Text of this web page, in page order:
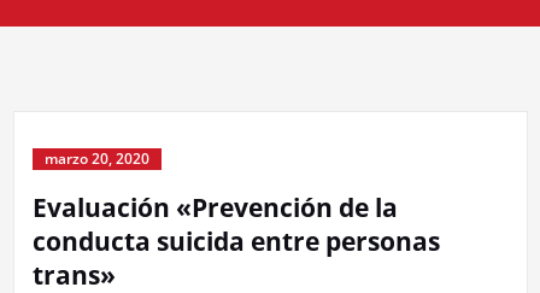
marzo 20, 2020
Evaluación «Prevención de la
conducta suicida entre personas
trans»